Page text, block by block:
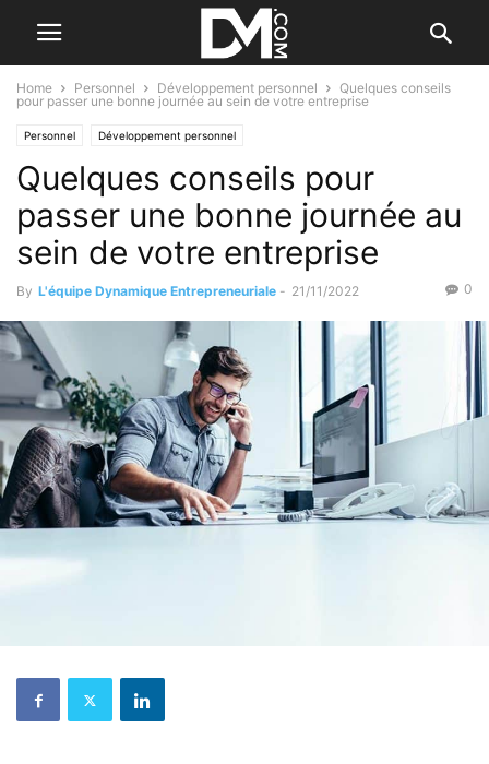
Home Personnel Développement personnel
Quelques conseils
pour passer une bonne journée au sein de votre entreprise
Personnel Développement personnel
Quelques conseils pour
passer une bonne journée au
sein de votre entreprise
By L'équipe Dynamique Entrepreneuriale - 21/11/2022 0